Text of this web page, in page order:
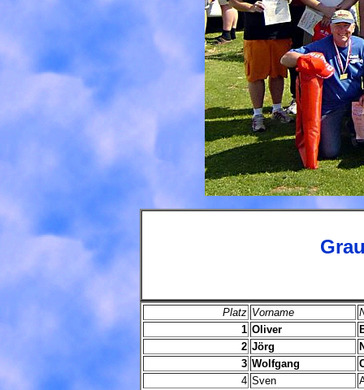
Platz Vorname
1 Oliver
2 Jörg
3 Wolfgang
4 Sven